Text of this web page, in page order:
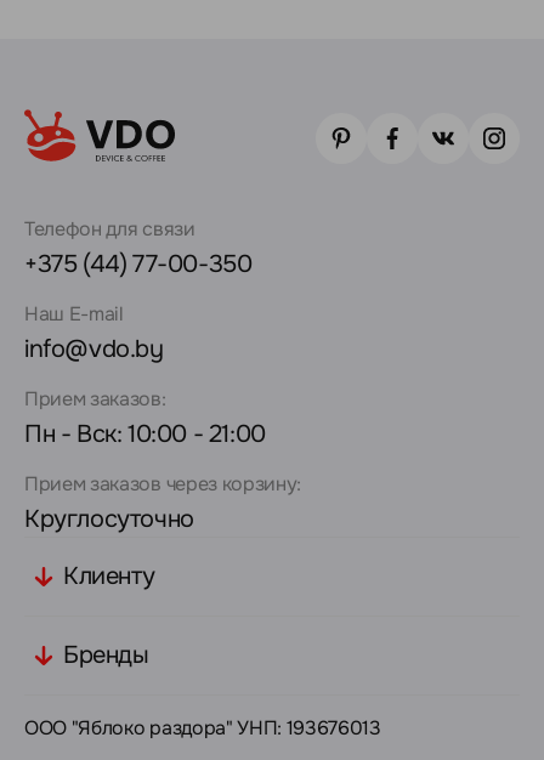
Телефон для связи
+375 (44) 77-00-350
Наш E-mail
info@vdo.by
Прием заказов:
Пн - Вск: 10:00 - 21:00
Прием заказов через корзину:
Круглосуточно
Клиенту
Бренды
ООО "Яблоко раздора" УНП: 193676013